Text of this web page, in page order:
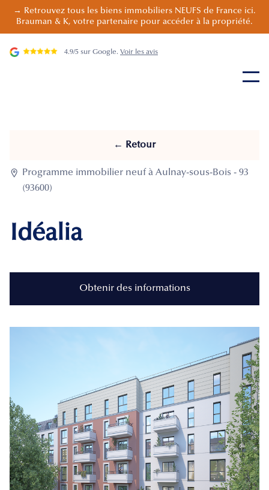
→ Retrouvez tous les biens immobiliers NEUFS de France ici.
Brauman & K, votre partenaire pour accéder à la propriété.
4.9/5 sur Google. Voir les avis
← Retour

Programme immobilier neuf à Aulnay-sous-Bois - 93
(93600)
Idéalia
Obtenir des informations